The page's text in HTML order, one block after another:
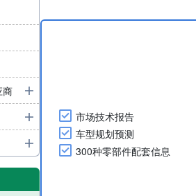
商
市场技术报告
车型规划预测
300种零部件配套信息